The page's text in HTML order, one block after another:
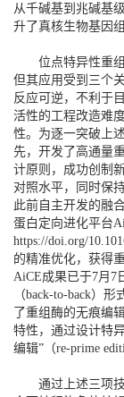
从千碱基到兆碱基
升了真核生物基因
位点特异性重组
但其应用受到三个
反应可逆，不利于
活性的工程改造难
性。为逐一突破上
先，开发了高通量
计原则，成功创制
对照水平，同时保
此前自主开发的融
蛋白定向进化平台
https://doi.org/
的精准优化，获得
AiCE成果已于7月7
（back-to-back）
了重组酶的无痕编
特性，通过设计特
编辑”（re-prime
通过上述三项技